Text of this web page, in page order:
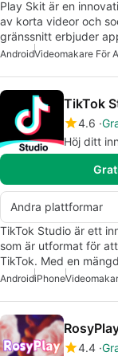
Play Skit är en
av korta videor och
gränssnitt erbjuder
AndroidVideomakare För
TikTok
4.6
Höj ditt
Andra plattformar
TikTok Studio är ett
som är utformat för
TikTok. Med en
AndroidiPhone
4.4